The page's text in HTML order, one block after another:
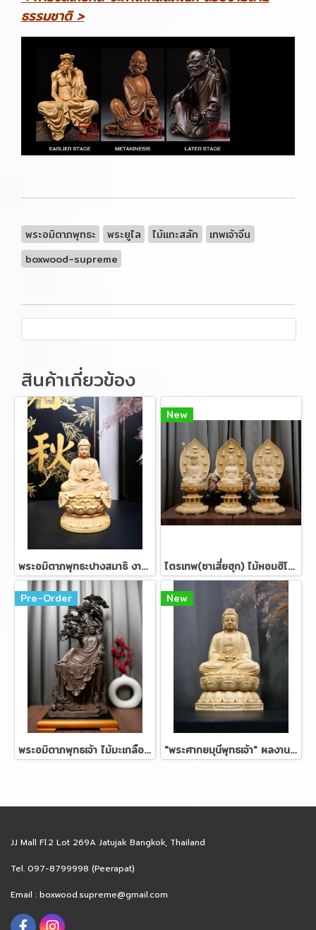
ธรรมชาติ >
พระอมิตาภพุทธะ พระยูไล ไม้แกะสลัก
เทพเจ้าจีน
boxwood-supreme
สินค้าเกี่ยวข้อง
พระอมิตาภพุทธะปางสมาธิ งานไม้หวงหยางมู้ 15 ซม.
New
ไตรเทพ(ซาเสี่ยฮุก) ไม้หอมฮิโนกิ ขนาด 57 ซม.
Pre-Order
พระอมิตาภพุทธเจ้า ไม้มะเกลือ 100 ซม.
New
"พระศากยมุนีพุทธเจ้า" ผลงานไม้หอมฮิโนกิ 23 ซม.
JJ Mall Fl.2 Lot 269A Jatujak Bangkok, Thailand
Tel. 097-8799998 (Peerapat)
Email : boxwood.supreme@gmail.com